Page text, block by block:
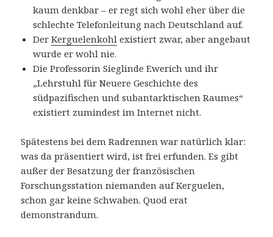
kaum denkbar – er regt sich wohl eher über die
schlechte Telefonleitung nach Deutschland auf.
DerKerguelenkohl existiert zwar, aber angebaut
wurde er wohl nie.
Die Professorin Sieglinde Ewerich und ihr
„Lehrstuhl für Neuere Geschichte des
südpazifischen und subantarktischen Raumes“
existiert zumindest im Internet nicht.
Spätestens bei dem Radrennen war natürlich klar:
was da präsentiert wird, ist frei erfunden. Es gibt
außer der Besatzung der französischen
Forschungsstation niemanden auf Kerguelen,
schon gar keine Schwaben. Quod erat
demonstrandum.